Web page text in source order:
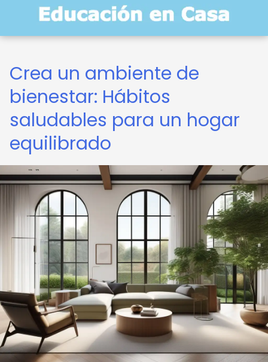
Crea un ambiente de
bienestar: Hábitos
saludables para un hogar
equilibrado